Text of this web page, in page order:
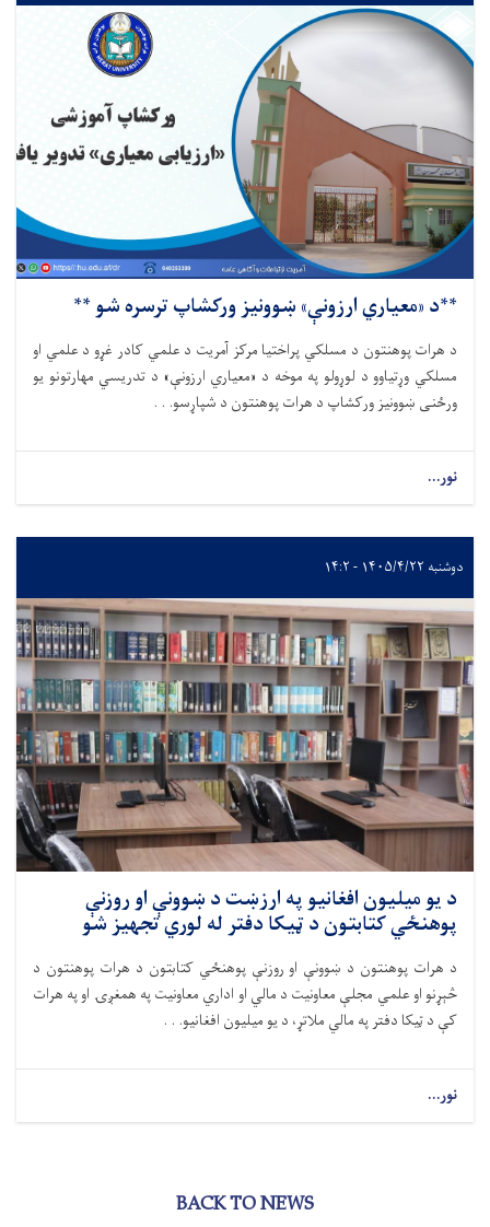
**د «معیاري ارزونې» ښوونیز ورکشاپ ترسره شو **
د هرات پوهنتون د مسلکي پراختیا مرکز آمریت د علمي کادر غړو د علمي او
مسلکي وړتیاوو د لوړولو په موخه د «معیاري ارزونې» د تدریسي مهارتونو یو
ورځنی ښوونیز ورکشاپ د هرات پوهنتون د شپاړسو. . .
نور...
دوشنبه ۱۴۰۵/۴/۲۲ - ۱۴:۲
د یو میلیون افغانیو په ارزښت د ښوونې او روزنې
پوهنځي کتابتون د ټيکا دفتر له لوري تجهیز شو
د هرات پوهنتون د ښوونې او روزنې پوهنځي کتابتون د هرات پوهنتون د
څېړنو او علمي مجلې معاونیت د مالي او اداري معاونیت په همغږۍ او په هرات
کې د ټيکا دفتر په مالي ملاتړ، د یو میلیون افغانیو. . .
نور...
BACK TO NEWS